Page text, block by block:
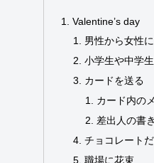
Valentine’s day
男性から女性に
小学生や中学
カードを送る
カード内の
差出人の書
チョコレート
職場に花束